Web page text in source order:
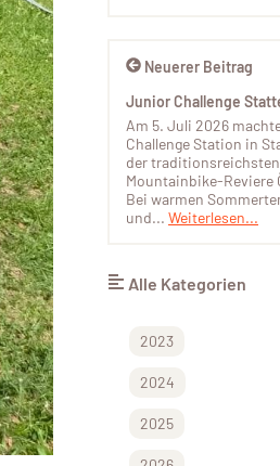
Neuerer Beitrag
Junior Challenge
Am 5. Juli 2026
Challenge Station in
der traditionsreichsten
Mountainbike-Reviere
Bei warmen
und... Weiterlesen...
Alle Kategorien
2023
2024
2025